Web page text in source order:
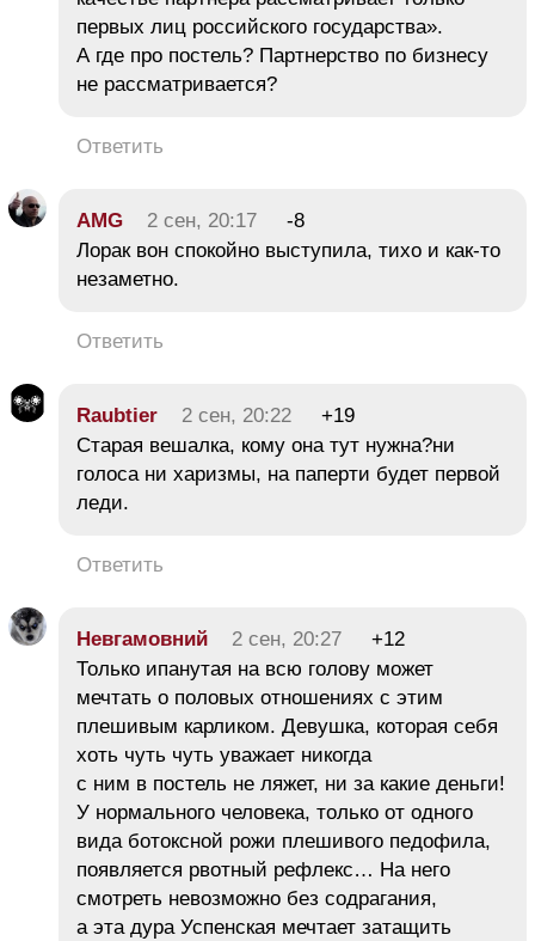
первых лиц российского государства».
А где про постель? Партнерство по бизнесу
не рассматривается?
Ответить
AMG 2 сен, 20:17
-8
Лорак вон спокойно выступила, тихо и как-то
незаметно.
Ответить
Raubtier 2 сен, 20:22
+19
Старая вешалка, кому она тут нужна?ни
голоса ни харизмы, на паперти будет первой
леди.
Ответить
Невгамовний 2 сен, 20:27
+12
Только ипанутая на всю голову может
мечтать о половых отношениях с этим
плешивым карликом. Девушка, которая себя
хоть чуть чуть уважает никогда
с ним в постель не ляжет, ни за какие деньги!
У нормального человека, только от одного
вида ботоксной рожи плешивого педофила,
появляется рвотный рефлекс… На него
смотреть невозможно без содрагания,
а эта дура Успенская мечтает затащить